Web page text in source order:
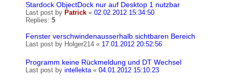
Stardock ObjectDock nur auf Desktop 1 nutzbar
Last post by Patrick « 02.02.2012 15:34:50
Replies: 5
Fenster verschwindenausserhalb sichtbaren Bereich
Last post by Holger214 « 17.01.2012 20:52:56
Programm keine Rückmeldung und DT Wechsel
Last post by intellekta« 04.01.2012 15:10:23